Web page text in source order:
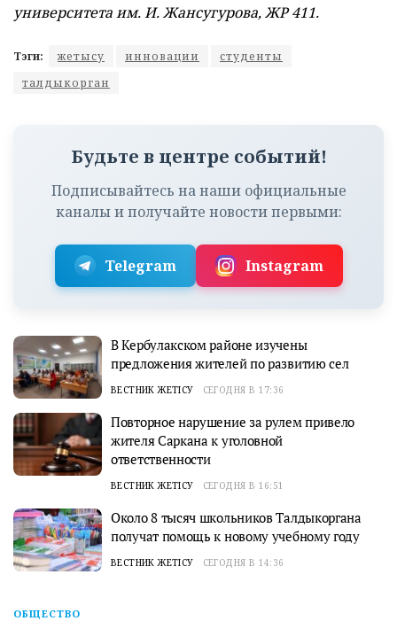
университета им. И. Жансугурова, ЖР 411.
Тэги: жетысу инновации
студенты
талдыкорган
Будьте в центре событий!
Подписывайтесь на наши официальные
каналы и получайте новости первыми:
Telegram Instagram
В Кербулакском районе изучены
предложения жителей по развитию сел
ВЕСТНИК ЖЕТІСУ СЕГОДНЯ В 17:36
Повторное нарушение за рулем привело
жителя Саркана к уголовной
ответственности
ВЕСТНИК ЖЕТІСУ СЕГОДНЯ В 16:51
Около 8 тысяч школьников Талдыкоргана
получат помощь к новому учебному году
ВЕСТНИК ЖЕТІСУ СЕГОДНЯ В 14:36
ОБЩЕСТВО